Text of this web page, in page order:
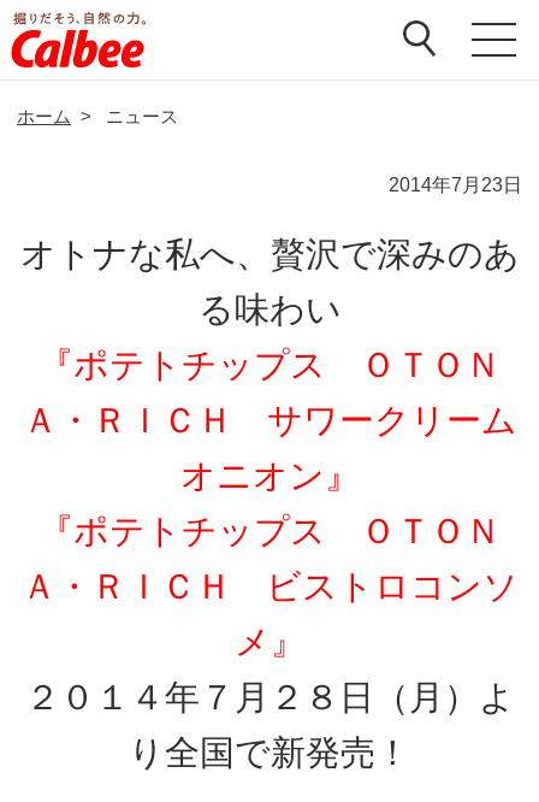
ホーム > ニュース
2014年7月23日
オトナな私へ、贅沢で深みのあ
る味わい
『ポテトチップス ＯＴＯＮ
Ａ・ＲＩＣＨ サワークリーム
オニオン』
『ポテトチップス ＯＴＯＮ
Ａ・ＲＩＣＨ ビストロコンソ
メ』
２０１４年７月２８日（月）よ
り全国で新発売！